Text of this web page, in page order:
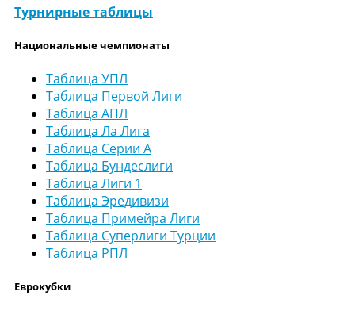
Турнирные таблицы
Национальные чемпионаты
Таблица УПЛ
Таблица Первой Лиги
Таблица АПЛ
Таблица Ла Лига
Таблица Серии А
Таблица Бундеслиги
Таблица Лиги 1
Таблица Эредивизи
Таблица Примейра Лиги
Таблица Суперлиги Турции
Таблица РПЛ
Еврокубки